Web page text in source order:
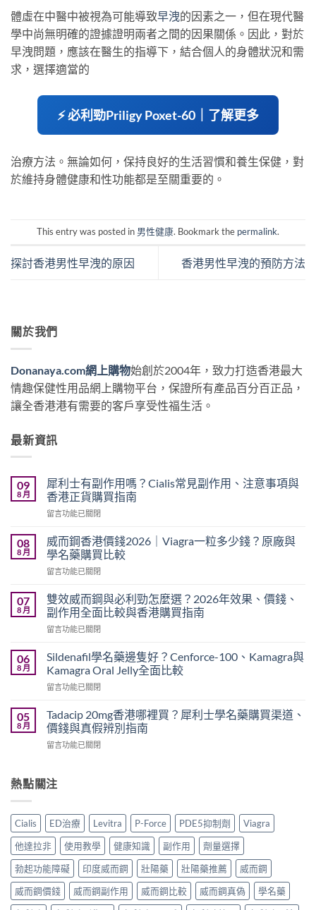
體虛在中醫中被視為可能導致早洩的因素之一，但在現代醫
學中尚無明確的證據證明兩者之間的因果關係。因此，對於
早洩問題，應該在醫生的指導下，結合個人的身體狀況和需
求，選擇適當的
⚡ 必利勁Priligy Poxet-60｜了解更多
治療方法。無論如何，保持良好的生活習慣和養生保健，對
於維持身體健康和性功能都是至關重要的。
This entry was posted in 男性健康. Bookmark the permalink.
探討香港男性早洩的原因 香港男性早洩的預防方法
關於我們
Donanaya.com網上購物始創於2004年，致力打造香港最大
情趣保健性用品網上購物平台，保證所有產品百分百正品，
讓全香港港有需要的客戶享受性福生活。
最新資訊
09
8 月
犀利士有副作用嗎？Cialis常見副作用、注意事項與
香港正貨購買指南
在
利
士
有
副
用
嗎？
Cialis
常
副
作
注
事
項
與
正
貨
買
指
南〉
中
留言功能已關閉
08
8 月
威而鋼香港價錢2026｜Viagra一粒多少錢？原廠與
學名藥購買比較
在
而
鋼
香
港
錢
2026
Viagra
粒
多
錢？
與
藥
購
買
比
較〉
中
留言功能已關閉
07
8 月
雙效威而鋼與必利勁怎麼選？2026年效果、價錢、
副作用全面比較與香港購買指南
在
效
而
鋼
必
利
勁
怎
2026
果、
價
錢、
副
作
用
全
面
留言功能已關閉
06
8 月
Sildenafil學名藥邊隻好？Cenforce-100、Kamagra與
Kamagra Oral Jelly全面比較
在
學
名
藥
邊
Cenforce-
與
Kamagra
Oral
Jelly
全
面
比
較〉
留言功能已關閉
05
8 月
Tadacip 20mg香港哪裡買？犀利士學名藥購買渠道、
價錢與真假辨別指南
在
香
港
裡
買？
犀
利
士
學
名
藥
留言功能已關閉
熱點關注
Cialis ED治療 Levitra P-Force PDE5抑制劑
Viagra
他達拉非
使用教學 健康知識 副作用
劑量選擇
勃起功能障礙
印度威而鋼 壯陽藥 壯陽藥推薦
威而鋼
威而鋼價錢
威而鋼副作用 威而鋼比較 威而鋼真偽
學名藥